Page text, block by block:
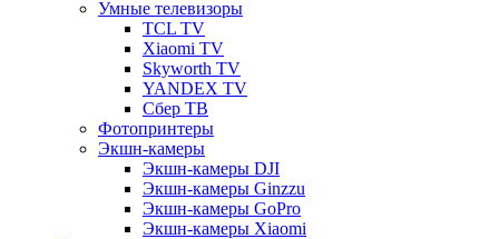
Умные телевизоры
TCL TV
Xiaomi TV
Skyworth TV
YANDEX TV
Сбер ТВ
Фотопринтеры
Экшн-камеры
Экшн-камеры DJI
Экшн-камеры Ginzzu
Экшн-камеры GoPro
Экшн-камеры Xiaomi